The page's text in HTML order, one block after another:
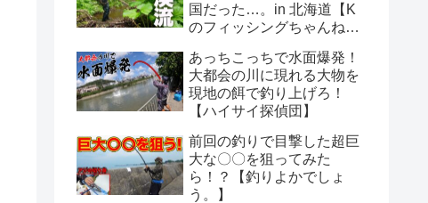
国だった…。in 北海道【K
のフィッシングちゃんね
あっちこっちで水面爆発！
大都会の川に現れる大物を
現地の餌で釣り上げろ！
【ハイサイ探偵団】
前回の釣りで目撃した超巨
大な〇〇を狙ってみた
ら！？【釣りよかでしょ
う。】